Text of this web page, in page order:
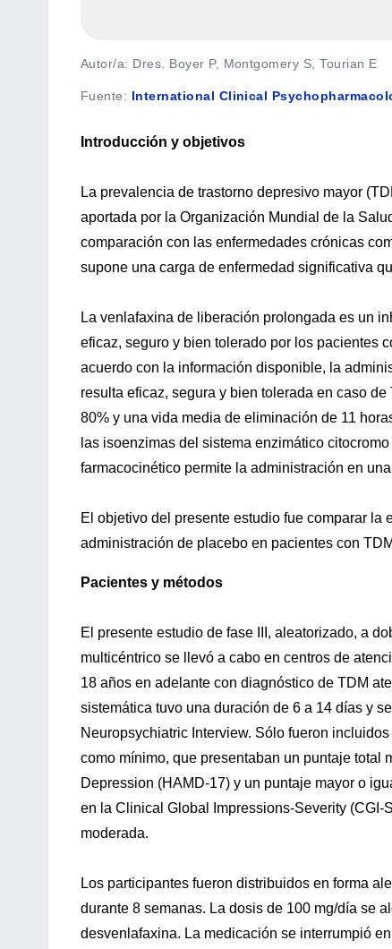
Autor/a: Dres. Boyer P, Montgomery S, Tourian E
Fuente: International Clinical
Introducción y objetivos
La prevalencia de trastorno depresivo mayor
aportada por la Organización Mundial de la
comparación con las enfermedades crónicas
supone una carga de enfermedad significativa
La venlafaxina de liberación prolongada es un
eficaz, seguro y bien tolerado por los pacientes
acuerdo con la información disponible, la
resulta eficaz, segura y bien tolerada en caso
80% y una vida media de eliminación de 11
las isoenzimas del sistema enzimático
farmacocinético permite la administración en
El objetivo del presente estudio fue comparar
administración de placebo en pacientes con
Pacientes y métodos
El presente estudio de fase III, aleatorizado, a
multicéntrico se llevó a cabo en centros de
18 años en adelante con diagnóstico de TDM
sistemática tuvo una duración de 6 a 14 días y
Neuropsychiatric Interview. Sólo fueron
como mínimo, que presentaban un puntaje total
Depression (HAMD-17) y un puntaje mayor o
en la Clinical Global Impressions-Severity (CGI-
moderada.
Los participantes fueron distribuidos en forma
durante 8 semanas. La dosis de 100 mg/día se
desvenlafaxina. La medicación se interrumpió